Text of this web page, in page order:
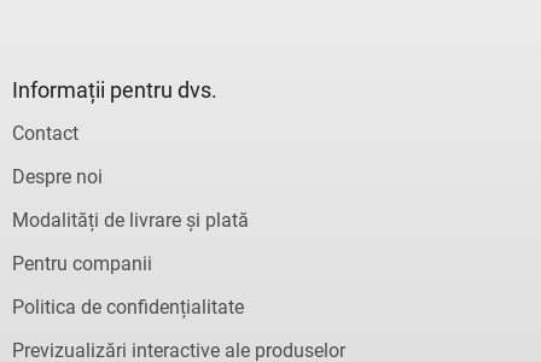
Informații pentru dvs.
Contact
Despre noi
Modalități de livrare și plată
Pentru companii
Politica de confidențialitate
Previzualizări interactive ale produselor